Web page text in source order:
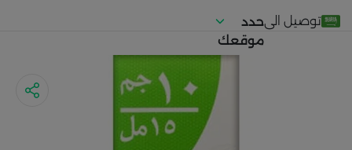
توصيل الىحدد
موقعك